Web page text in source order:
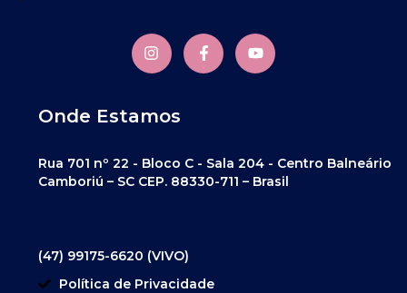
Onde Estamos
Rua 701 nº 22 - Bloco C - Sala 204 - Centro Balneário
Camboriú – SC CEP. 88330-711 – Brasil
(47) 99175-6620 (VIVO)
Política de Privacidade